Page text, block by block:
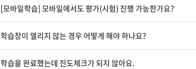
[모바일학습] 모바일에서도 평가(시험) 진행 가능한가요?
학습창이 열리지 않는 경우 어떻게 해야 하나요?
학습을 완료했는데 진도체크가 되지 않아요.